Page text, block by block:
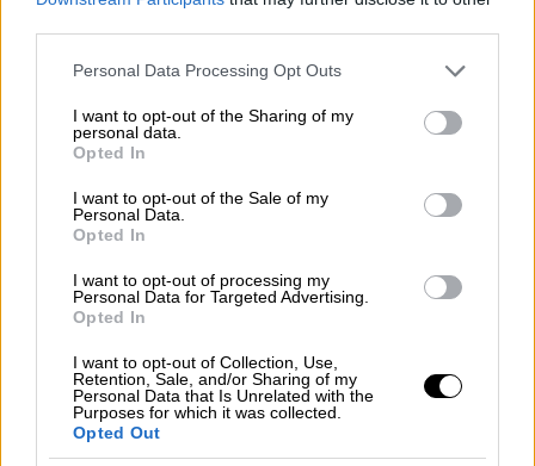
Please note that this website/app uses one or more Google
not limited to your visit or usage behaviour. You may click to
grant or deny consent to Google and its third-party tags to
use your data for below specified purposes in below Google
consent section.
Personal Data Processing Opt Outs
I want to opt-out of the Sharing of my
personal data.
Opted In
I want to opt-out of the Sale of my
Personal Data.
Opted In
I want to opt-out of processing my
Personal Data for Targeted Advertising.
Opted In
I want to opt-out of Collection, Use,
Retention, Sale, and/or Sharing of my
Personal Data that Is Unrelated with the
Purposes for which it was collected.
Opted Out
Βοήθεια... θανάτου: Σχεδόν 800
Παλαιστίνιοι έχουν σκοτωθεί από
ισραηλινά πυρά σε σημεία διανομής
τροφίμων στη Γάζα
εμποδίζει τη συμφωνία ώστε να συνεχίσει
την πολιτική του, που είναι ένας πόλεμος
εξόντωσης», πρόσθεσε άλλη πηγή.